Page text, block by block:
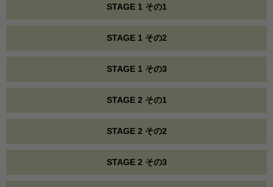
STAGE 1 その1
STAGE 1 その2
STAGE 1 その3
STAGE 2 その1
STAGE 2 その2
STAGE 2 その3